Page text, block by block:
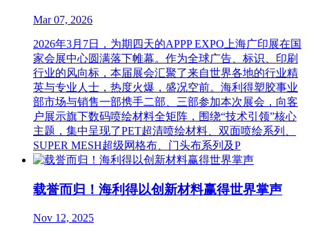
Mar 07, 2026
2026年3月7日，为期四天的APPP EXPO上海广印展在国
家会展中心圆满落下帷幕。作为全球广告、标识、印刷
行业的风向标，本届展会汇聚了来自世界各地的行业精
英与专业人士，热度火爆，盛况空前。海利得塑胶事业
部市场与销售一部携手二部、三部参加本次展会，向客
户展示旗下数码喷绘材料全矩阵，围绕“技术引领”核心
主题，集中呈现了PET超清喷绘材料、双面喷绘系列、
SUPER MESH超级网格布、门头布系列及P
载誉而归！海利得以创新材料赢得世界掌声
Nov 12, 2025